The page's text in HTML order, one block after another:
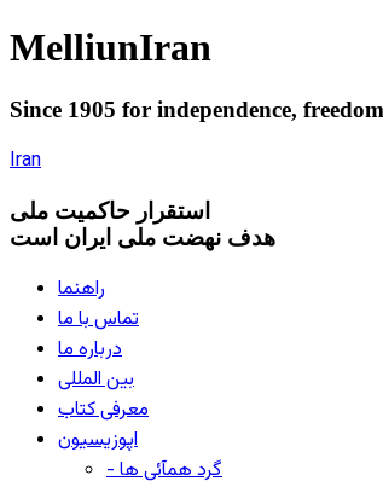
MelliunIran
Since 1905 for independence, freedom
Iran
استقرار حاکميت ملی
هدف نهضت ملی ایران است
راهنما
تماس با ما
درباره ما
بین المللی
معرفی کتاب
اپوزیسیون
- گرد همآئی ها